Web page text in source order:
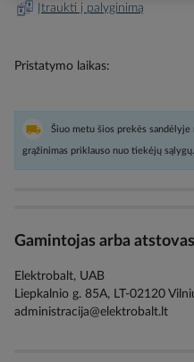
Įtraukti į palyginimą
Pristatymo laikas
Šiuo metu šios prekės sandėlyje
grąžinimas priklauso nuo tiekėjų sąlygų.
Gamintojas arba atstovas
Elektrobalt, UAB
Liepkalnio g. 85A, LT-02120
administracija@elektrobalt.lt